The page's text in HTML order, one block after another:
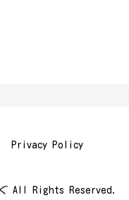
Privacy Policy
All Rights Reserved.